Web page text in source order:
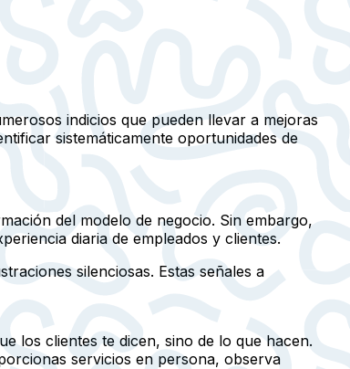
indicios que pueden llevar a mejoras
sistemáticamente oportunidades de
del modelo de negocio. Sin embargo,
diaria de empleados y clientes.
silenciosas. Estas señales a
los clientes te dicen, sino de lo que hacen.
servicios en persona, observa